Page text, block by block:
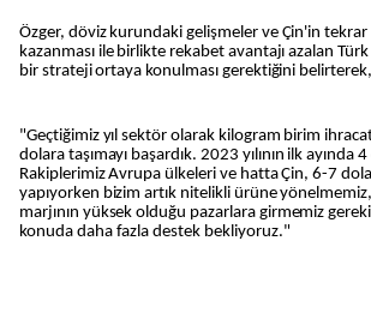
Özger, döviz kurundaki gelişmeler ve Çin'in tekrar
kazanması ile birlikte rekabet avantajı azalan
bir strateji ortaya konulması gerektiğini
"Geçtiğimiz yıl sektör olarak kilogram birim
dolara taşımayı başardık. 2023 yılının ilk ayında 4
Rakiplerimiz Avrupa ülkeleri ve hatta Çin, 6-7
yapıyorken bizim artık nitelikli ürüne
marjının yüksek olduğu pazarlara girmemiz
konuda daha fazla destek bekliyoruz."